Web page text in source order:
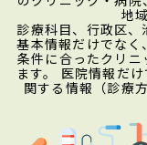
地
診療科目、行政区
基本情報だけでなく
条件に合ったクリ
ます。 医院情報だ
関する情報（診療